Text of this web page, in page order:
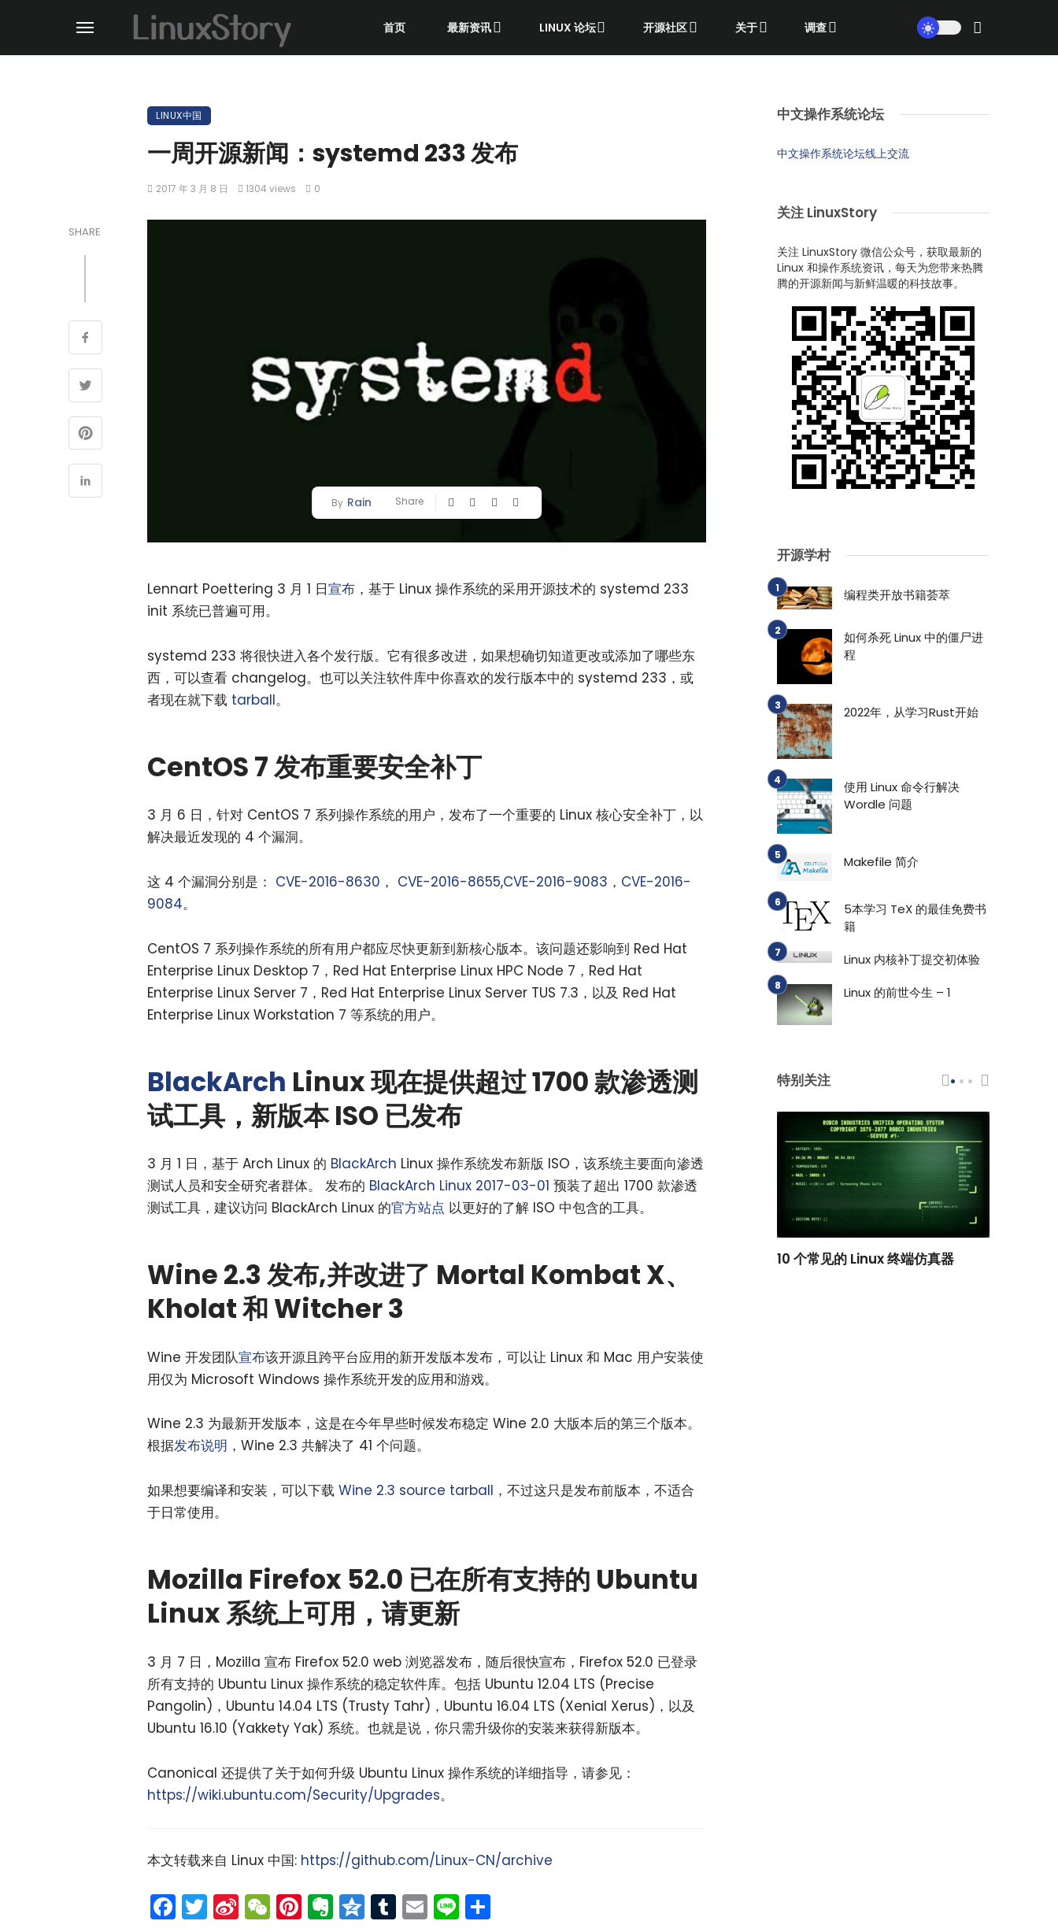
首页 最新资讯 LINUX 论坛 开源社区 关于 调查
LINUX中国
一周开源新闻：systemd 233 发布
2017 年 3 月 8 日 1304 views 0
SHARE
By Rain Share
Lennart Poettering 3 月 1 日宣布 ，基于 Linux 操作系统的采用开源技术的 systemd 233
init 系统已普遍可用。
systemd 233 将很快进入各个发行版。它有很多改进，如果想确切知道更改或添加了哪些东
西，可以查看 changelog。也可以关注软件库中你喜欢的发行版本中的 systemd 233，或
者现在就下载 tarball。
CentOS 7 发布重要安全补丁
3 月 6 日，针对 CentOS 7 系列操作系统的用户，发布了一个重要的 Linux 核心安全补丁，以
解决最近发现的 4 个漏洞。
这 4 个漏洞分别是： CVE-2016-8630 ， CVE-2016-8655,CVE-2016-9083 ， CVE-2016-
9084。
CentOS 7 系列操作系统的所有用户都应尽快更新到新核心版本。该问题还影响到 Red Hat
Enterprise Linux Desktop 7，Red Hat Enterprise Linux HPC Node 7，Red Hat
Enterprise Linux Server 7，Red Hat Enterprise Linux Server TUS 7.3，以及 Red Hat
Enterprise Linux Workstation 7 等系统的用户。
BlackArch Linux 现在提供超过 1700 款渗透测
试工具，新版本 ISO 已发布
3 月 1 日，基于 Arch Linux 的 BlackArch Linux 操作系统发布新版 ISO，该系统主要面向渗透
测试人员和安全研究者群体。 发布的 BlackArch Linux 2017-03-01 预装了超出 1700 款渗透
测试工具，建议访问 BlackArch Linux 的官方站点 以更好的了解 ISO 中包含的工具。
Wine 2.3 发布,并改进了 Mortal Kombat X、
Kholat 和 Witcher 3
Wine 开发团队宣布该开源且跨平台应用的新开发版本发布，可以让 Linux 和 Mac 用户安装使
用仅为 Microsoft Windows 操作系统开发的应用和游戏。
Wine 2.3 为最新开发版本，这是在今年早些时候发布稳定 Wine 2.0 大版本后的第三个版本。
根据发布说明 ，Wine 2.3 共解决了 41 个问题。
如果想要编译和安装，可以下载 Wine 2.3 source tarball ，不过这只是发布前版本，不适合
于日常使用。
Mozilla Firefox 52.0 已在所有支持的 Ubuntu
Linux 系统上可用，请更新
3 月 7 日，Mozilla 宣布 Firefox 52.0 web 浏览器发布，随后很快宣布，Firefox 52.0 已登录
所有支持的 Ubuntu Linux 操作系统的稳定软件库。包括 Ubuntu 12.04 LTS (Precise
Pangolin)，Ubuntu 14.04 LTS (Trusty Tahr)，Ubuntu 16.04 LTS (Xenial Xerus)，以及
Ubuntu 16.10 (Yakkety Yak) 系统。也就是说，你只需升级你的安装来获得新版本。
Canonical 还提供了关于如何升级 Ubuntu Linux 操作系统的详细指导，请参见：
https://wiki.ubuntu.com/Security/Upgrades。
本文转载来自 Linux 中国: https://github.com/Linux-CN/archive
Facebook
Twitter
SinaWeChat
Pinterest
Evernote
Qzone
Tumblr
Email
Line
中文操作系统论坛
中文操作系统论坛线上交流
关注 LinuxStory
关注 LinuxStory 微信公众号，获取最新的
Linux 和操作系统资讯，每天为您带来热腾
腾的开源新闻与新鲜温暖的科技故事。
开源学村
编程类开放书籍荟萃
如何杀死 Linux 中的僵尸进
程
2022年，从学习Rust开始
使用 Linux 命令行解决
Wordle 问题
Makefile 简介
5本学习 TeX 的最佳免费书
籍
Linux 内核补丁提交初体验
Linux 的前世今生 – 1
特别关注
小白观察：Let&apos;s Encrpt 正
过渡到 ISRG Root
升级，更名为 Seata
10 个常见的 Linux 终端仿真器